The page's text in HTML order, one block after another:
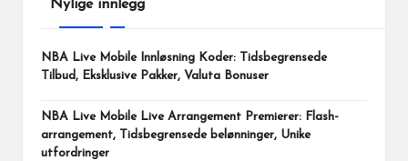
Nylige innlegg
NBA Live Mobile Innløsning Koder: Tidsbegrensede
Tilbud, Eksklusive Pakker, Valuta Bonuser
NBA Live Mobile Live Arrangement Premierer: Flash-
arrangement, Tidsbegrensede belønninger, Unike
utfordringer